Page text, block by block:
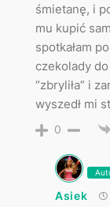
śmietanę, i
mu kupić
spotkałam
czekolady
“zbryliła” i
wyszedł mi
0
Asiek